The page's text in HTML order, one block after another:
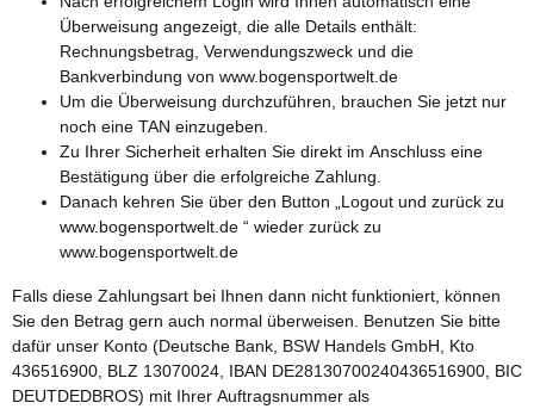
Überweisung angezeigt, die alle Details enthält:
Rechnungsbetrag, Verwendungszweck und die
Bankverbindung von www.bogensportwelt.de
Um die Überweisung durchzuführen, brauchen Sie jetzt nur
noch eine TAN einzugeben.
Zu Ihrer Sicherheit erhalten Sie direkt im Anschluss eine
Bestätigung über die erfolgreiche Zahlung.
Danach kehren Sie über den Button „Logout und zurück zu
www.bogensportwelt.de “ wieder zurück zu
www.bogensportwelt.de
Falls diese Zahlungsart bei Ihnen dann nicht funktioniert, können
Sie den Betrag gern auch normal überweisen. Benutzen Sie bitte
dafür unser Konto (Deutsche Bank, BSW Handels GmbH, Kto
436516900, BLZ 13070024, IBAN DE28130700240436516900, BIC
DEUTDEDBROS) mit Ihrer Auftragsnummer als